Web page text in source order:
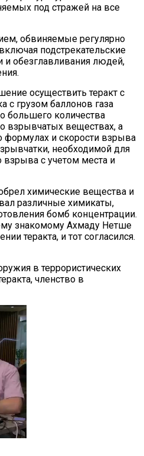
под стражей на все
обвиняемые регулярно
подстрекательские
и обезглавливания людей,
осуществить теракт с
с грузом баллонов газа
большего количества
веществах, а
формулах и скорости взрыва
необходимой для
с учетом места и
химические вещества и
различные химикаты,
бомб концентрации.
знакомому Ахмаду Нетше
теракта, и тот согласился.
в террористических
членство в